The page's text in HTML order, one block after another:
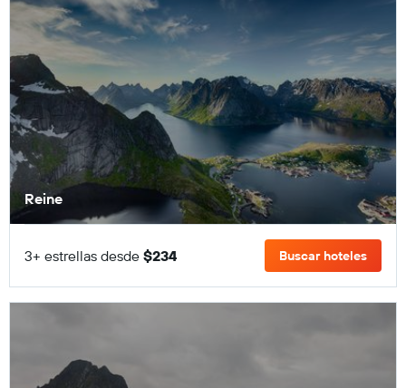
Reine
3+ estrellas desde $234 Buscar hoteles